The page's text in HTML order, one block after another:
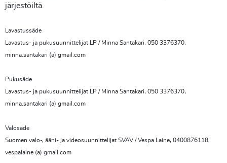
järjestöiltä.
Lavastussäde
Lavastus- ja pukusuunnittelijat LP / Minna Santakari, 050 3376370,
minna.santakari (a) gmail.com
Pukusäde
Lavastus- ja pukusuunnittelijat LP / Minna Santakari, 050 3376370,
minna.santakari (a) gmail.com
Valosäde
Suomen valo-, ääni- ja videosuunnittelijat SVÄV / Vespa Laine, 0400876118,
vespalaine (a) gmail.com